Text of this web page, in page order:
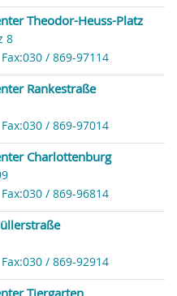
Theodor-Heuss-Platz
8
Fax:030 / 869-97114
Rankestraße
Fax:030 / 869-97014
Charlottenburg
Fax:030 / 869-96814
Fax:030 / 869-92914
Tiergarten